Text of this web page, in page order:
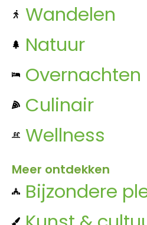
Wandelen
Natuur
Overnachten
Culinair
Wellness
Meer ontdekken
Bijzondere